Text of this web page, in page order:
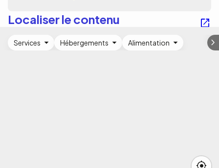
Localiser le contenu
Services Hébergements Alimentation